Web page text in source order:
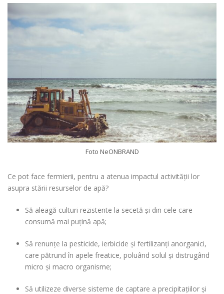
Foto NeONBRAND
Ce pot face fermierii, pentru a atenua impactul activității lor
asupra stării resurselor de apă?
Să aleagă culturi rezistente la secetă și din cele care
consumă mai puțină apă;
Să renunțe la pesticide, ierbicide și fertilizanți anorganici,
care pătrund în apele freatice, poluând solul și distrugând
micro și macro organisme;
Să utilizeze diverse sisteme de captare a precipitațiilor și